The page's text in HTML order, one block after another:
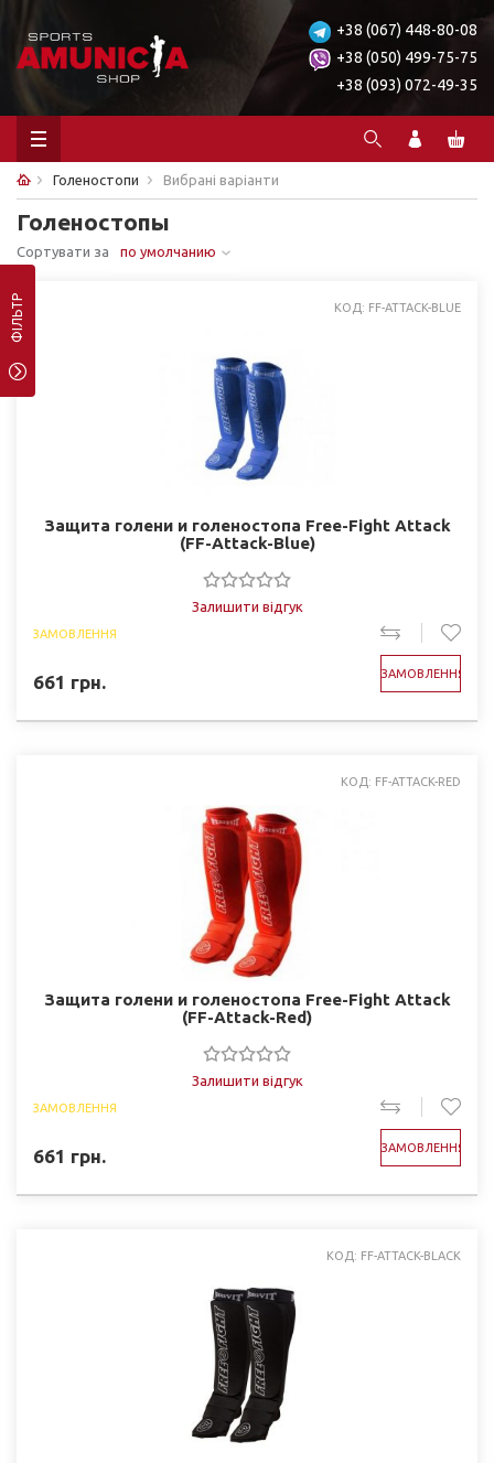
+38 (067) 448-80-08
+38 (050) 499-75-75
+38 (093) 072-49-35
Голеностопи Вибрані варіанти
Голеностопы
Сортувати за по умолчанию
ФІЛЬТР КОД: FF-ATTACK-BLUE
Защита голени и голеностопа Free-Fight Attack
(FF-Attack-Blue)
Залишити відгук
ЗАМОВЛЕННЯ
661 грн. ЗАМОВЛЕННЯ
КОД: FF-ATTACK-RED
Защита голени и голеностопа Free-Fight Attack
(FF-Attack-Red)
Залишити відгук
ЗАМОВЛЕННЯ
661 грн. ЗАМОВЛЕННЯ
КОД: FF-ATTACK-BLACK